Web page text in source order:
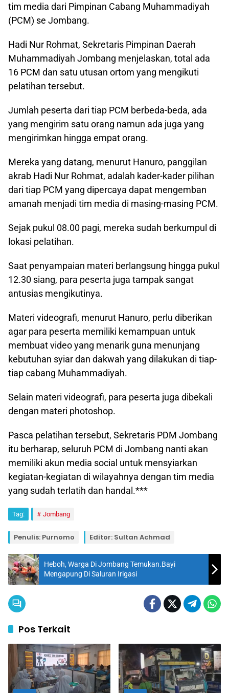
tim media dari Pimpinan Cabang Muhammadiyah
(PCM) se Jombang.
Hadi Nur Rohmat, Sekretaris Pimpinan Daerah
Muhammadiyah Jombang menjelaskan, total ada
16 PCM dan satu utusan ortom yang mengikuti
pelatihan tersebut.
Jumlah peserta dari tiap PCM berbeda-beda, ada
yang mengirim satu orang namun ada juga yang
mengirimkan hingga empat orang.
Mereka yang datang, menurut Hanuro, panggilan
akrab Hadi Nur Rohmat, adalah kader-kader pilihan
dari tiap PCM yang dipercaya dapat mengemban
amanah menjadi tim media di masing-masing PCM.
Sejak pukul 08.00 pagi, mereka sudah berkumpul di
lokasi pelatihan.
Saat penyampaian materi berlangsung hingga pukul
12.30 siang, para peserta juga tampak sangat
antusias mengikutinya.
Materi videografi, menurut Hanuro, perlu diberikan
agar para peserta memiliki kemampuan untuk
membuat video yang menarik guna menunjang
kebutuhan syiar dan dakwah yang dilakukan di tiap-
tiap cabang Muhammadiyah.
Selain materi videografi, para peserta juga dibekali
dengan materi photoshop.
Pasca pelatihan tersebut, Sekretaris PDM Jombang
itu berharap, seluruh PCM di Jombang nanti akan
memiliki akun media social untuk mensyiarkan
kegiatan-kegiatan di wilayahnya dengan tim media
yang sudah terlatih dan handal.***
Tag: Jombang
Penulis: Purnomo Editor: Sultan Achmad
Heboh, Warga Di Jombang Temukan.Bayi
Mengapung Di Saluran Irigasi
Pos Terkait